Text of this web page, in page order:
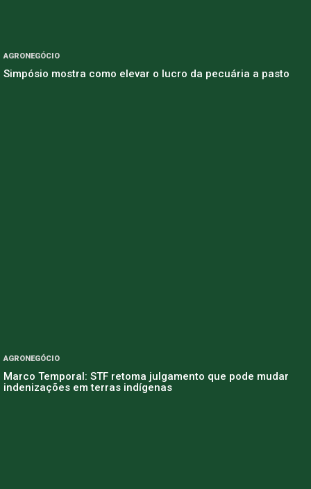
AGRONEGÓCIO
Simpósio mostra como elevar o lucro da pecuária a pasto
AGRONEGÓCIO
Marco Temporal: STF retoma julgamento que pode mudar
indenizações em terras indígenas